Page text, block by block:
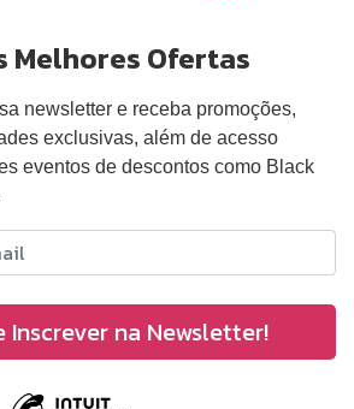
Melhores Ofertas
newsletter e receba promoções,
exclusivas, além de acesso
eventos de descontos como Black